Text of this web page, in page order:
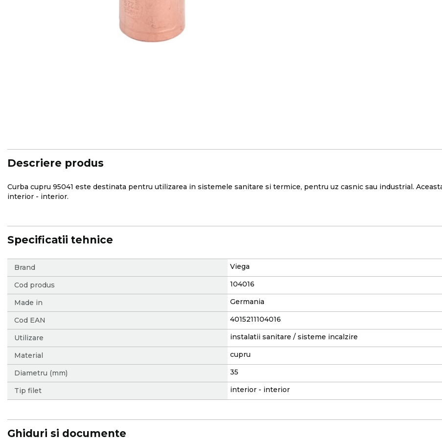
images
gallery
Descriere produs
Curba cupru 95041 este destinata pentru utilizarea in sistemele sanitare si termice, pentru uz casnic sau industrial.
interior - interior.
Specificatii tehnice
More
Information
Brand Viega
Cod produs 104016
Made in Germania
Cod EAN 4015211104016
Utilizare instalatii sanitare / sisteme incalzire
Material cupru
Diametru (mm) 35
Tip filet interior - interior
Ghiduri si documente